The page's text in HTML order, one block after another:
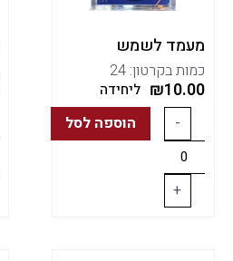
מעמד לשמש
כמות בקרטון: 24
₪10.00 ליחידה
-
+
הוספה לסל